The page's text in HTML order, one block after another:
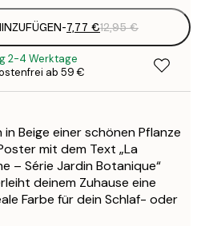
-7,77 €12,95 €
2-4 Werktage
ab 59 €
Beige einer schönen Pflanze
mit dem Text „La
– Série Jardin Botanique“
deinem Zuhause eine
Farbe für dein Schlaf- oder